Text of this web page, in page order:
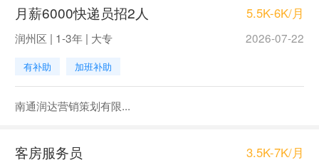
月薪6000快递员招2人 5.5K-6K/月
润州区 | 1-3年 | 大专 2026-07-22
有补助 加班补助
南通润达营销策划有限...
客房服务员 3.5K-7K/月